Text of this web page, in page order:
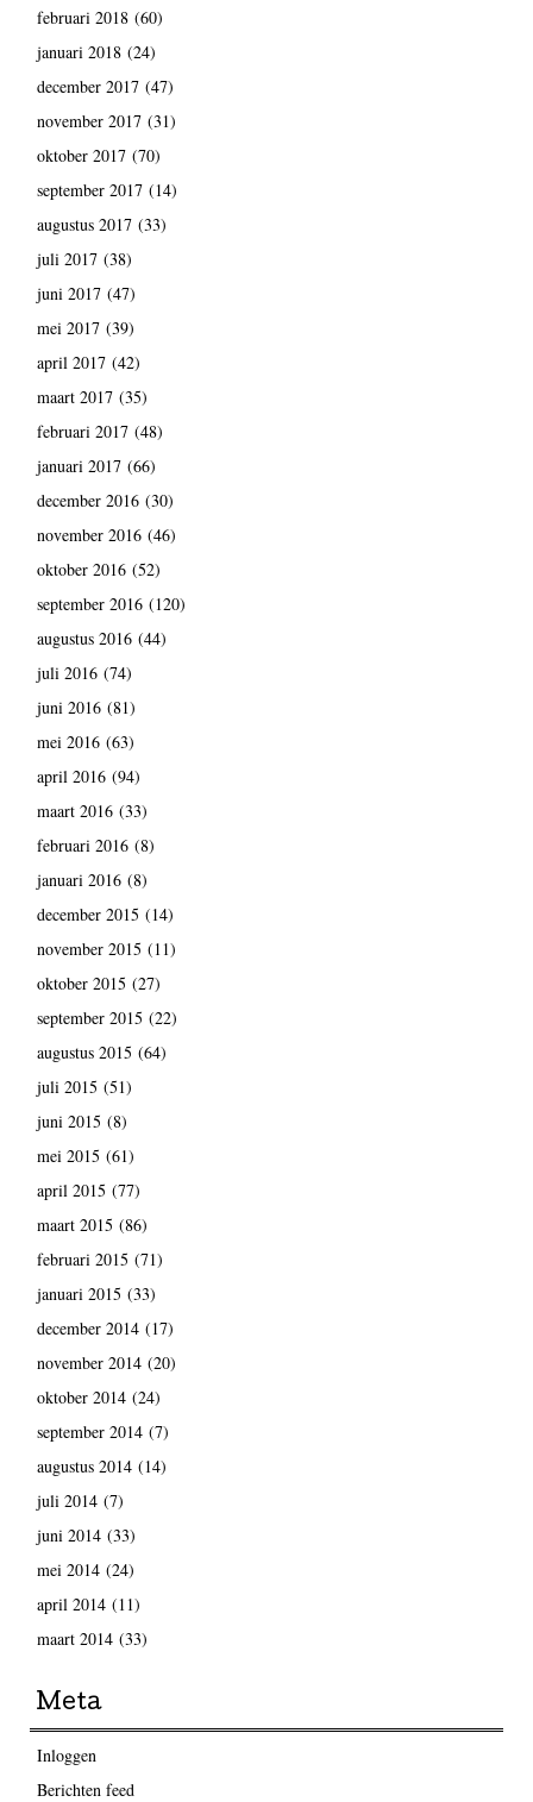
februari 2018(60)
januari 2018(24)
december 2017(47)
november 2017(31)
oktober 2017(70)
september 2017(14)
augustus 2017(33)
juli 2017(38)
juni 2017(47)
mei 2017(39)
april 2017(42)
maart 2017(35)
februari 2017(48)
januari 2017(66)
december 2016(30)
november 2016(46)
oktober 2016(52)
september 2016(120)
augustus 2016(44)
juli 2016(74)
juni 2016(81)
mei 2016(63)
april 2016(94)
maart 2016(33)
februari 2016(8)
januari 2016(8)
december 2015 (14)
november 2015 (11)
oktober 2015 (27)
september 2015 (22)
augustus 2015 (64)
juli 2015 (51)
juni 2015 (8)
mei 2015 (61)
april 2015 (77)
maart 2015 (86)
februari 2015 (71)
januari 2015 (33)
december 2014(17)
november 2014(20)
oktober 2014(24)
september 2014(7)
augustus 2014(14)
juli 2014(7)
juni 2014(33)
mei 2014(24)
april 2014(11)
maart 2014(33)
Meta
Inloggen
Berichten feed